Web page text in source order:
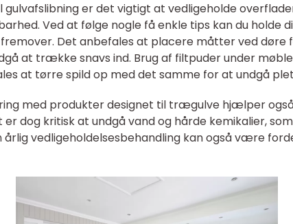
gulvafslibning er det vigtigt at vedligeholde
Ved at følge nogle få enkle tips kan du holde
Det anbefales at placere måtter ved døre
at trække snavs ind. Brug af filtpuder under
at tørre spild op med det samme for at undgå
med produkter designet til trægulve hjælper
er dog kritisk at undgå vand og hårde kemikalier,
årlig vedligeholdelsesbehandling kan også være